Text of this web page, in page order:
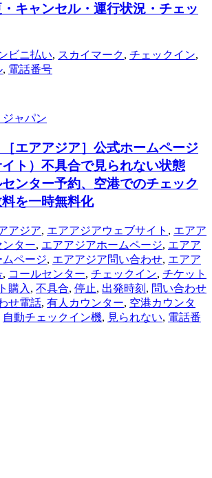
キャンセル・運行状況・チェッ
ビニ払い, スカイマーク, チェックイン,
, 電話番号
ャパン
［エアアジア］公式ホームページ
イト）不具合で見られない状態
ンター予約、空港でのチェック
を一時無料化
アジア, エアアジアウェブサイト , エアア
ンター, エアアジアホームページ, エアア
ムページ, エアアジア問い合わせ, エアア
, コールセンター, チェックイン, チケット
購入 , 不具合, 停止, 出発時刻 , 問い合わせ
せ電話, 有人カウンター, 空港カウンタ
自動チェックイン機, 見られない, 電話番